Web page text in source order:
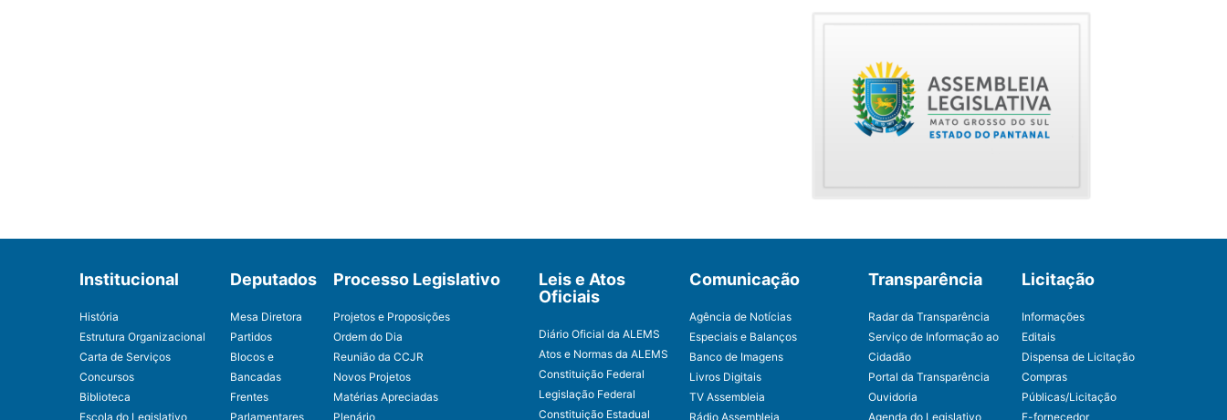
Institucional
História
Estrutura Organizacional
Carta de Serviços
Concursos
Biblioteca
Escola do Legislativo
Deputados
Mesa Diretora
Partidos
Blocos e
Bancadas
Frentes
Parlamentares
Processo Legislativo
Projetos e Proposições
Ordem do Dia
Reunião da CCJR
Novos Projetos
Matérias Apreciadas
Plenário
Leis e Atos
Oficiais
Diário Oficial da ALEMS
Atos e Normas da ALEMS
Constituição Federal
Legislação Federal
Constituição Estadual
Comunicação
Agência de Notícias
Especiais e Balanços
Banco de Imagens
Livros Digitais
TV Assembleia
Rádio Assembleia
Transparência
Radar da Transparência
Serviço de Informação ao
Cidadão
Portal da Transparência
Ouvidoria
Agenda do Legislativo
Licitação
Informações
Editais
Dispensa de Licitação
Compras
Públicas/Licitação
E-fornecedor